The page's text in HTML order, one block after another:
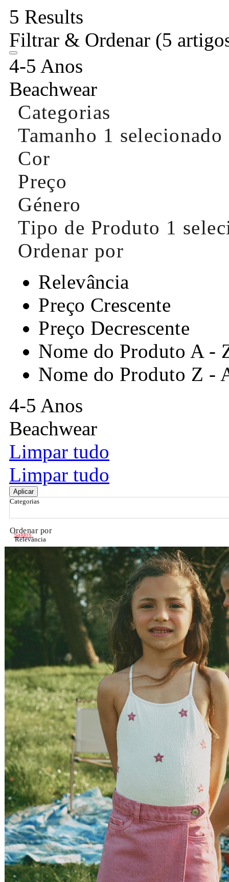
5 Results
Filtrar & Ordenar (5
4-5 Anos
Beachwear
Categorias
Tamanho 1 selecionado
Cor
Preço
Género
Tipo de Produto 1
Ordenar por
Relevância
Preço Crescente
Preço Decrescente
Nome do Produto A -
Nome do Produto Z -
4-5 Anos
Beachwear
Limpar tudo
Limpar tudo
Aplicar
Categorias
Ordenar por
Relevância
Relevância
Preço Crescente
Preço Decrescente
Nome do Produto A - Z
Nome do Produto Z - A
Filtrar & Ordenar
Saldos